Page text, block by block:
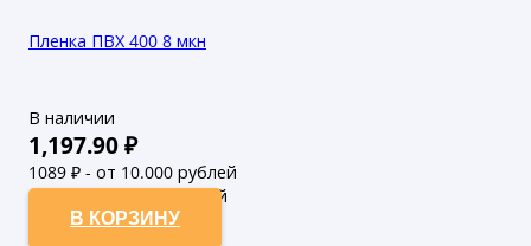
Пленка ПВХ 400 8 мкн
В наличии
1,197.90₽
1089 ₽ - от 10.000 рублей
990₽ - от 50.000 рублей
В КОРЗИНУ